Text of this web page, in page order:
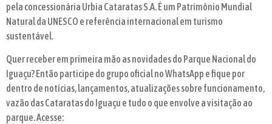
pela concessionária Urbia Cataratas S.A. É um Patrimônio Mundial
Natural da UNESCO e referência internacional em turismo
sustentável.
Quer receber em primeira mão as novidades do Parque Nacional do
Iguaçu? Então participe do grupo oficial no WhatsApp e fique por
dentro de notícias, lançamentos, atualizações sobre funcionamento,
vazão das Cataratas do Iguaçu e tudo o que envolve a visitação ao
parque. Acesse: